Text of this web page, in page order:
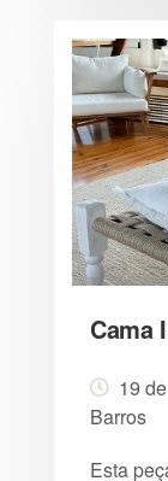
Cama
19
Barros
Esta